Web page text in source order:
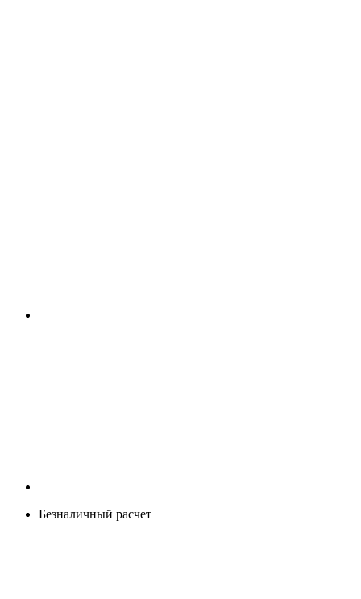
Безналичный расчет